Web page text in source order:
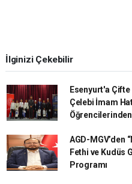
İlginizi Çekebilir
Esenyurt'a
Çelebi İmam
Öğrencilerinden
AGD-MGV’den
Fethi ve Kudüs
Programı